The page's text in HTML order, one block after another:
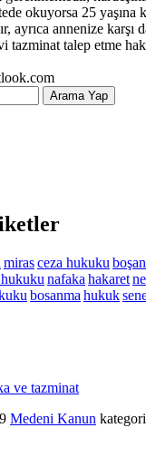
okuyorsa 25 yaşına
ayrıca annenize karşı
tazminat talep etme
mirasceza hukuku
nafaka hakaret
bosanma hukuk
ve tazminat
Medeni Kanun